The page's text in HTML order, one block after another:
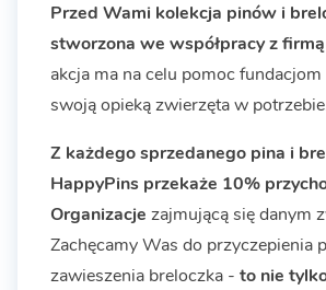
Przed Wami kolekcja pinów i
stworzona we współpracy z firmą
akcja ma na celu pomoc
swoją opieką zwierzęta w
Z każdego sprzedanego pina i
HappyPins przekaże 10%
Organizacje zajmującą się danym
Zachęcamy Was do przyczepienia
zawieszenia breloczka - to nie